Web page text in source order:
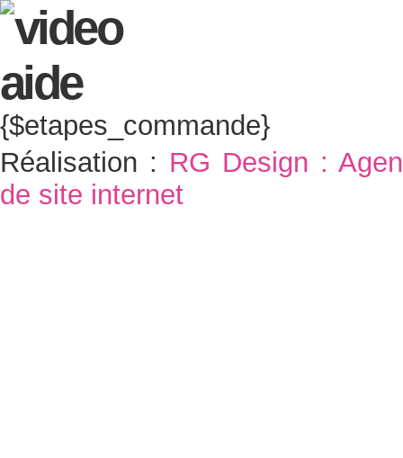
{$etapes_commande}
Réalisation : RG Design :
de site internet